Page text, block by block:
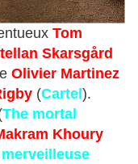
Tom
Skarsgård
Olivier Martinez
(Cartel).
The mortal
Khoury
merveilleuse